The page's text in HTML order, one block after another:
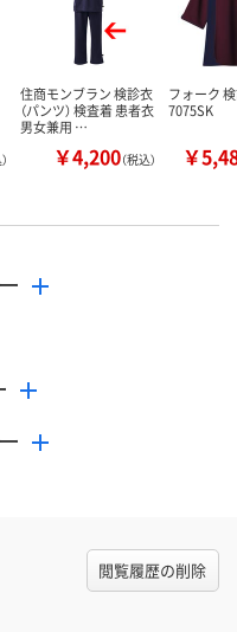
カゴへ
住商モンブラン 検診衣
（パンツ） 検査着 患者衣
男女兼用 …
￥4,200（税込）
フォーク
7075SK
￥
閲覧履歴の削除